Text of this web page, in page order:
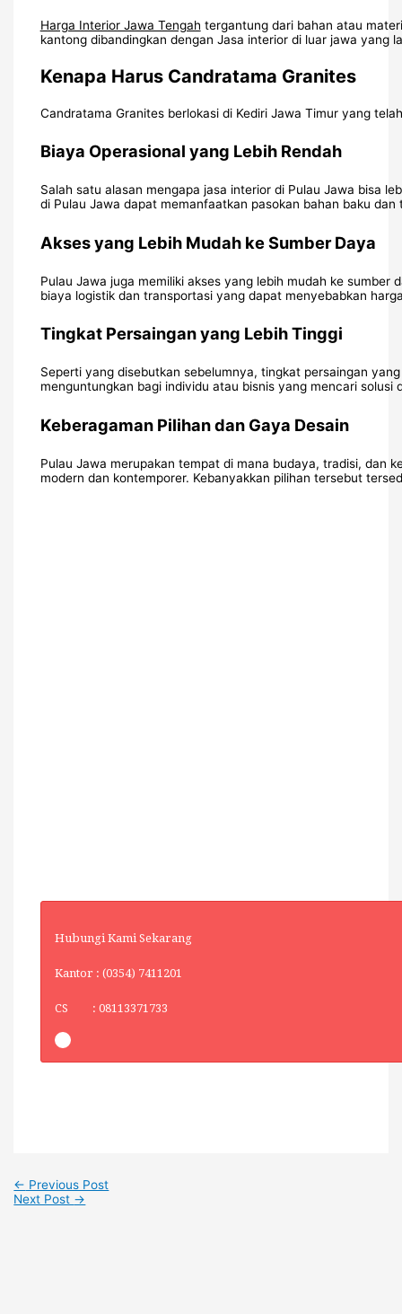
Harga Interior Jawa Tengah tergantung dari bahan atau
kantong dibandingkan dengan Jasa interior di luar jawa yang
Kenapa Harus Candratama Granites
Candratama Granites berlokasi di Kediri Jawa Timur yang
Biaya Operasional yang Lebih Rendah
Salah satu alasan mengapa jasa interior di Pulau Jawa bisa
di Pulau Jawa dapat memanfaatkan pasokan bahan baku
Akses yang Lebih Mudah ke Sumber Daya
Pulau Jawa juga memiliki akses yang lebih mudah ke
biaya logistik dan transportasi yang dapat menyebabkan
Tingkat Persaingan yang Lebih Tinggi
Seperti yang disebutkan sebelumnya, tingkat persaingan
menguntungkan bagi individu atau bisnis yang mencari solusi
Keberagaman Pilihan dan Gaya Desain
Pulau Jawa merupakan tempat di mana budaya, tradisi, dan
modern dan kontemporer. Kebanyakkan pilihan tersebut
Hubungi Kami Sekarang
Kantor : (0354) 7411201
CS : 08113371733
← Previous Post
Next Post →